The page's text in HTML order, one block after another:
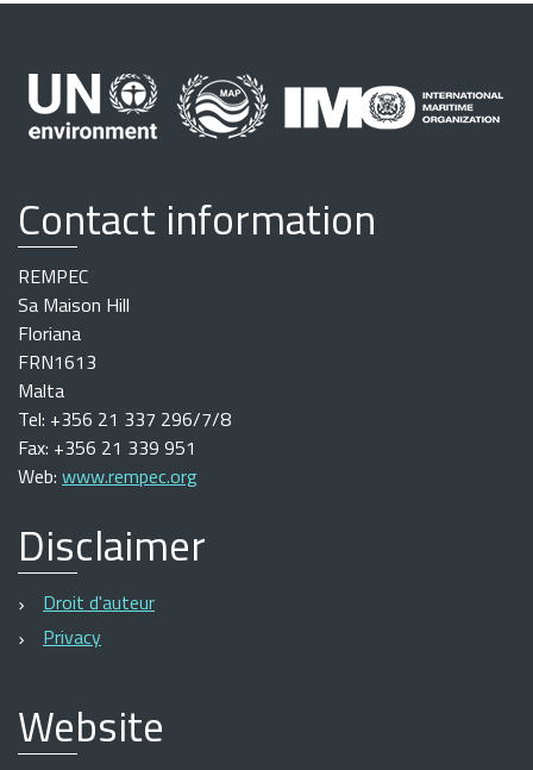
Contact information
REMPEC
Sa Maison Hill
Floriana
FRN1613
Malta
Tel: +356 21 337 296/7/8
Fax: +356 21 339 951
Web: www.rempec.org
Disclaimer
Droit d'auteur
Privacy
Website